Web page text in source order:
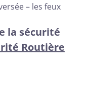
– les feux
la sécurité
Routière